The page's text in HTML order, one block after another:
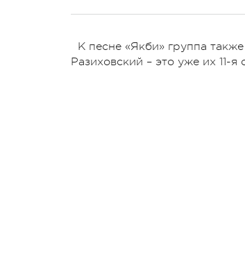
К песне «Якби» группа
Разиховский – это уже их 11-я